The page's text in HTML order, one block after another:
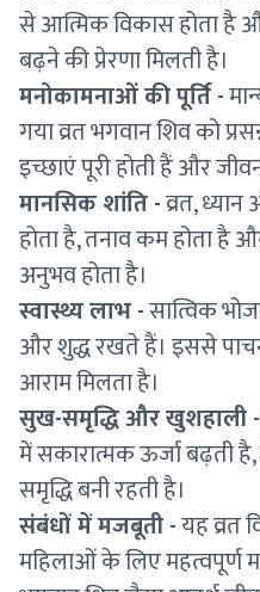
से आत्मिक विकास होता है
बढ़ने की प्रेरणा मिलती है।
मनोकामनाओं की पूर्ति -
गया व्रत भगवान शिव को
इच्छाएं पूरी होती हैं और
मानसिक शांति -व्रत,
होता है, तनाव कम होता है
अनुभव होता है।
स्वास्थ्य लाभ -सात्विक
और शुद्ध रखते हैं। इससे
आराम मिलता है।
सुख-समृद्धि और खुशहाली -
में सकारात्मक ऊर्जा बढ़ती
समृद्धि बनी रहती है।
संबंधों में मजबूती -यह व्रत
महिलाओं के लिए महत्वपूर्ण